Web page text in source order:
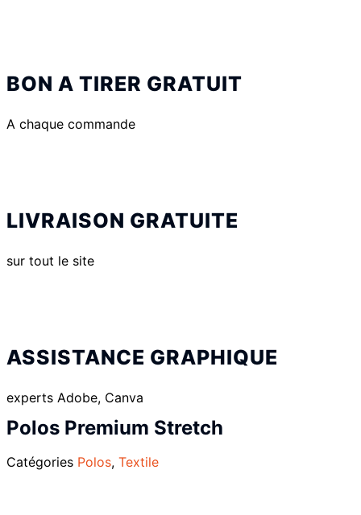
BON A TIRER GRATUIT
A chaque commande
LIVRAISON GRATUITE
sur tout le site
ASSISTANCE GRAPHIQUE
experts Adobe, Canva
Polos Premium Stretch
Catégories Polos, Textile